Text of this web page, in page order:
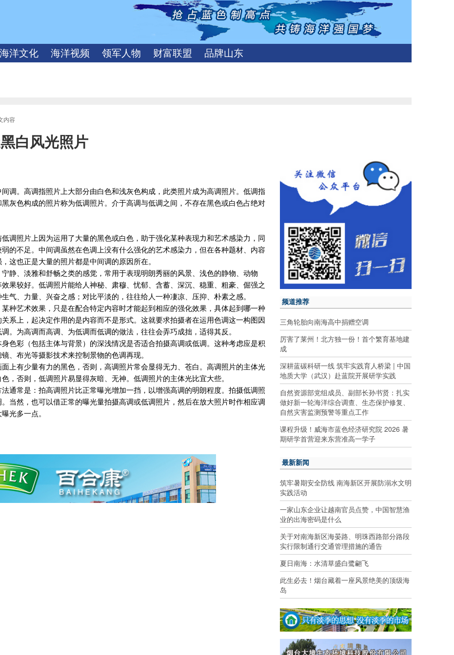
海洋文化 海洋视频 领军人物 财富联盟 品牌山东
内容
白风光照片
调。高调指照片上大部分由白色和浅灰色构成，此类照片成为高调照片。低调指
灰色构成的照片称为低调照片。介于高调与低调之间，不存在黑色或白色占绝对
调照片上因为运用了大量的黑色或白色，助于强化某种表现力和艺术感染力，同
的不足。中间调虽然在色调上没有什么强化的艺术感染力，但在各种题材、内容
这也正是大量的照片都是中间调的原因所在。
静、淡雅和舒畅之类的感觉，常用于表现明朗秀丽的风景、浅色的静物、动物
果较好。低调照片能给人神秘、肃穆、忧郁、含蓄、深沉、稳重、粗豪、倔强之
气、力量、兴奋之感；对比平淡的，往往给人一种凄凉、压抑、朴素之感。
种艺术效果，只是在配合特定内容时才能起到相应的强化效果，具体起到哪一种
系上，起决定作用的是内容而不是形式。这就要求拍摄者在运用色调这一构图因
。为高调而高调、为低调而低调的做法，往往会弄巧成拙，适得其反。
色彩（包括主体与背景）的深浅情况是否适合拍摄高调或低调。这种考虑应是积
、布光等摄影技术来控制景物的色调再现。
上有少量有力的黑色，否则，高调照片常会显得无力、苍白。高调照片的主体光
，否则，低调照片易显得灰暗、无神。低调照片的主体光比宜大些。
通常是：拍高调照片比正常曝光增加一挡，以增强高调的明朗程度。拍摄低调照
当然，也可以借正常的曝光量拍摄高调或低调照片，然后在放大照片时作相应调
光多一点。
频道推荐
三角轮胎向南海高中捐赠空调
厉害了莱州！北方独一份！首个繁育基地建
成
深耕蓝碳科研一线 筑牢实践育人桥梁 | 中国
地质大学（武汉）赴蓝院开展研学实践
自然资源部党组成员、副部长孙书贤：扎实
做好新一轮海洋综合调查、生态保护修复、
自然灾害监测预警等重点工作
课程升级！威海市蓝色经济研究院 2026 暑
期研学首营迎来东营准高一学子
最新新闻
筑牢暑期安全防线 南海新区开展防溺水文明
实践活动
一家山东企业让越南官员点赞，中国智慧渔
业的出海密码是什么
关于对南海新区海晏路、明珠西路部分路段
实行限制通行交通管理措施的通告
夏日南海：水清草盛白鹭翩飞
此生必去！烟台藏着一座风景绝美的顶级海
岛